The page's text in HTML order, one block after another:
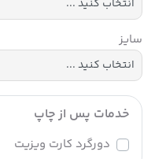
سایز
خدمات پس از چاپ
دورگرد کارت ویزیت